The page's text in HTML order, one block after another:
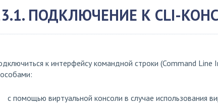
поиска
ПОДКЛЮЧЕНИЕ К CLI-
к интерфейсу командной строки (Command
с помощью виртуальной консоли в случае использования